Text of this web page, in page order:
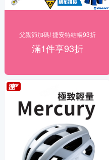
父親節加碼! 捷安特結帳93折
滿1件享93折